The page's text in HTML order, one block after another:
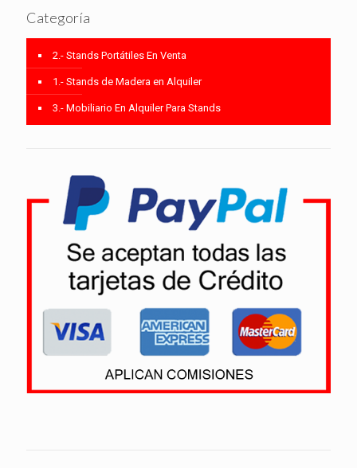
Categoría
2.- Stands Portátiles En Venta
1.- Stands de Madera en Alquiler
3.- Mobiliario En Alquiler Para Stands